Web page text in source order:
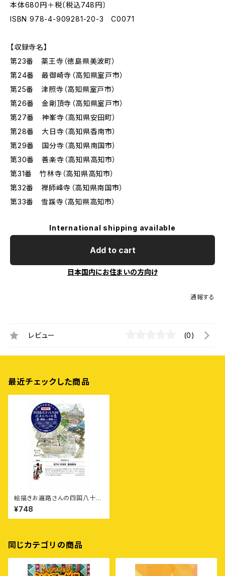
本体680円＋税〔税込748円〕
ISBN 978-4-909281-20-3 C0071
【収録寺名】
第23番 薬王寺（徳島県美波町）
第24番 最御崎寺（高知県室戸市）
第25番 津照寺（高知県室戸市）
第26番 金剛頂寺（高知県室戸市）
第27番 神峯寺（高知県安田町）
第28番 大日寺（高知県香南市）
第29番 国分寺（高知県南国市）
第30番 善楽寺（高知県高知市）
第31番 竹林寺（高知県高知市）
第32番 禅師峰寺（高知県南国市）
第33番 雪蹊寺（高知県高知市）
International shipping available
Add to cart
日本国内にお住まいの方向け
通報する
レビュー (0)
最近チェックした商品
絵描きお遍路さんの四国八十八
カ所御朱印付きポストカード集
〈第3集〉徳島1カ寺・高知10カ寺
¥748
同じカテゴリの商品